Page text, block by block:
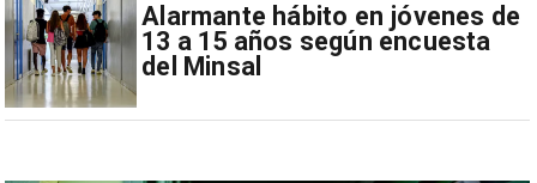
Alarmante hábito en jóvenes de
13 a 15 años según encuesta
del Minsal